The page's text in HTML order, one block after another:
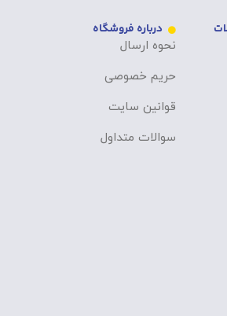
درباره فروشگاه
نحوه ارسال
حریم خصوصی
قوانین سایت
سوالات متداول